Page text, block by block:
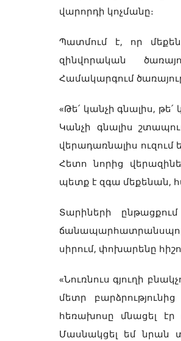
վարորդի կոչմանը։
Պատմում է, որ
զինվորական
Համակարգում
«Թե՛ կանչի գնալիս,
Կանչի գնալիս
վերադառնալիս
Հետո նորից
պետք է զգա մեքենան,
Տարիների
սիրում, փոխարենը
«Նուռնուս գյուղի
մետր
հեռախոսը մնացել էր
Մասնակցել եմ նրան